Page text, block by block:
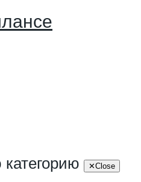
✕Close